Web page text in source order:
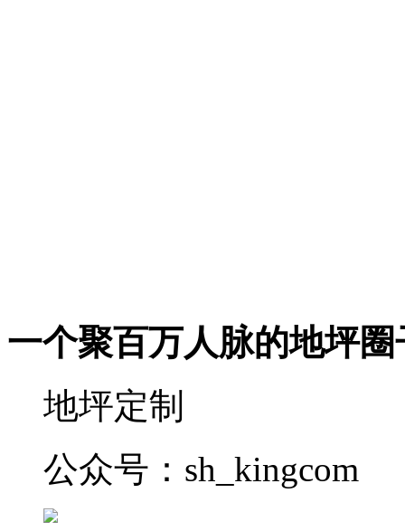
一个聚百万人脉的地坪圈
地坪定制
公众号：sh_kingcom